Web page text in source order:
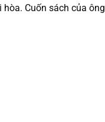
Cuốn sách của